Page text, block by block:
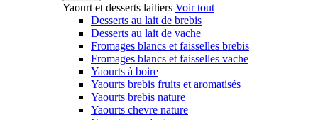
Yaourt et desserts laitiers Voir tout
Desserts au lait de brebis
Desserts au lait de vache
Fromages blancs et faisselles brebis
Fromages blancs et faisselles vache
Yaourts à boire
Yaourts brebis fruits et aromatisés
Yaourts brebis nature
Yaourts chevre nature